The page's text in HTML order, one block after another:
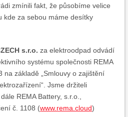
zmínili fakt, že působíme velice
kde za sebou máme desítky
s.r.o. za elektroodpad odvádí
systému společnosti REMA
na základě „Smlouvy o zajištění
Jsme držiteli
REMA Battery, s.r.o.,
č. 1108 (www.rema.cloud)